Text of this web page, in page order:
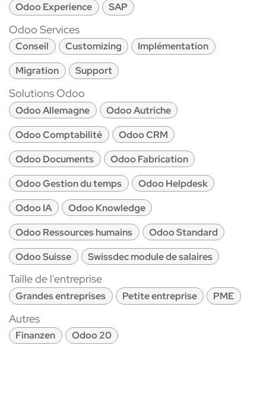
Odoo Experience
SAP
Odoo Services
Conseil Customizing
Implémentation
Migration
Support
Solutions Odoo
Odoo Allemagne
Odoo Autriche
Odoo Comptabilité
Odoo CRM
Odoo Documents
Odoo Fabrication
Odoo Gestion du temps
Odoo Helpdesk
Odoo IA
Odoo Knowledge
Odoo Ressources humains
Odoo Standard
Odoo Suisse
Swissdec module de salaires
Taille de l'entreprise
Grandes entreprises Petite entreprise PME
Autres
Finanzen Odoo 20